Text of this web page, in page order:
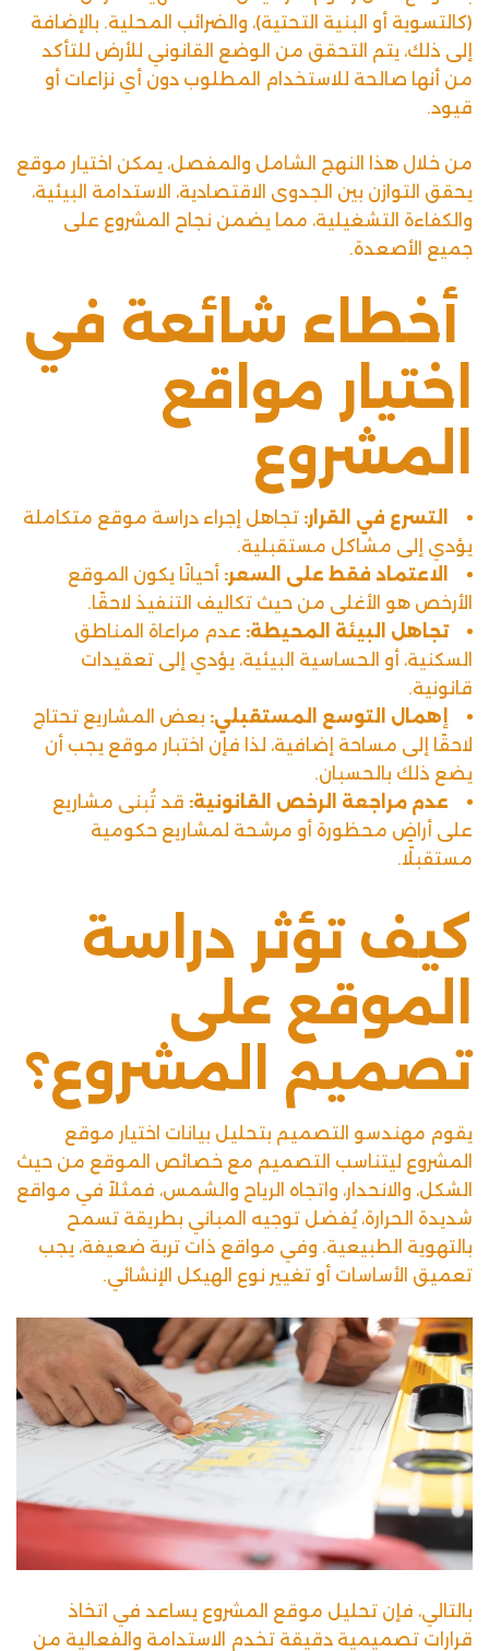
(كالتسوية أو البنية التحتية)، والضرائب المحلية. بالإضافة
إلى ذلك، يتم التحقق من الوضع القانوني للأرض للتأكد
من أنها صالحة للاستخدام المطلوب دون أي نزاعات أو
قيود.
من خلال هذا النهج الشامل والمفصل، يمكن اختيار موقع
يحقق التوازن بين الجدوى الاقتصادية، الاستدامة البيئية،
والكفاءة التشغيلية، مما يضمن نجاح المشروع على
جميع الأصعدة.
أخطاء شائعة في
اختيار مواقع
المشروع
التسرع في القرار: تجاهل إجراء دراسة موقع متكاملة
يؤدي إلى مشاكل مستقبلية.
الاعتماد فقط على السعر: أحيانًا يكون الموقع
الأرخص هو الأغلى من حيث تكاليف التنفيذ لاحقًا.
تجاهل البيئة المحيطة: عدم مراعاة المناطق
السكنية، أو الحساسية البيئية، يؤدي إلى تعقيدات
قانونية.
إهمال التوسع المستقبلي: بعض المشاريع تحتاج
لاحقًا إلى مساحة إضافية، لذا فإن اختبار موقع يجب أن
يضع ذلك بالحسبان.
عدم مراجعة الرخص القانونية: قد تُبنى مشاريع
على أراضٍ محظورة أو مرشحة لمشاريع حكومية
مستقبلًا.
كيف تؤثر دراسة
الموقع على
تصميم المشروع؟
يقوم مهندسو التصميم بتحليل بيانات اختيار موقع
المشروع ليتناسب التصميم مع خصائص الموقع من حيث
الشكل، والانحدار، واتجاه الرياح والشمس، فمثلاً في مواقع
شديدة الحرارة، يُفضل توجيه المباني بطريقة تسمح
بالتهوية الطبيعية. وفي مواقع ذات تربة ضعيفة، يجب
تعميق الأساسات أو تغيير نوع الهيكل الإنشائي.
بالتالي، فإن تحليل موقع المشروع يساعد في اتخاذ
قرارات تصميمية دقيقة تخدم الاستدامة والفعالية من